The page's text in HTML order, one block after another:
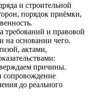
и строительной
порядок приёмки,
требований и правовой
на основании чего.
актами,
причины.
сопровождение
до реального